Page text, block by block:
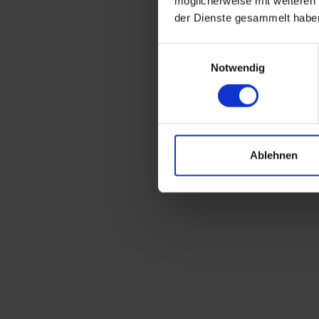
der Dienste gesammelt
Notwendig
Ablehnen